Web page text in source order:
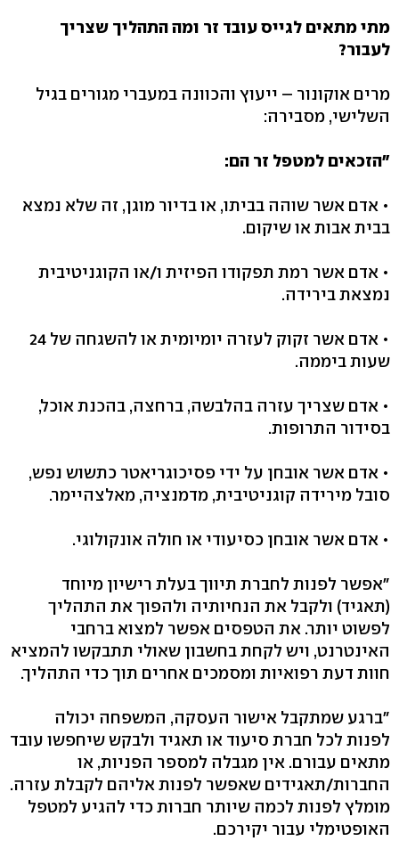
מתי מתאים לגייס עובד זר ומה התהליך שצריך
לעבור?
מרים אוקונור – ייעוץ והכוונה במעברי מגורים בגיל
השלישי, מסבירה:
"הזכאים למטפל זר הם:
• אדם אשר שוהה בביתו, או בדיור מוגן, זה שלא נמצא
בבית אבות או שיקום.
• אדם אשר רמת תפקודו הפיזית ו/או הקוגניטיבית
נמצאת בירידה.
• אדם אשר זקוק לעזרה יומיומית או להשגחה של 24
שעות ביממה.
• אדם שצריך עזרה בהלבשה, ברחצה, בהכנת אוכל,
בסידור התרופות.
• אדם אשר אובחן על ידי פסיכוגריאטר כתשוש נפש,
סובל מירידה קוגניטיבית, מדמנציה, מאלצהיימר.
• אדם אשר אובחן כסיעודי או חולה אונקולוגי.
"אפשר לפנות לחברת תיווך בעלת רישיון מיוחד
(תאגיד) ולקבל את הנחיותיה ולהפוך את התהליך
לפשוט יותר. את הטפסים אפשר למצוא ברחבי
האינטרנט, ויש לקחת בחשבון שאולי תתבקשו להמציא
חוות דעת רפואיות ומסמכים אחרים תוך כדי התהליך.
"ברגע שמתקבל אישור העסקה, המשפחה יכולה
לפנות לכל חברת סיעוד או תאגיד ולבקש שיחפשו עובד
מתאים עבורם. אין מגבלה למספר הפניות, או
החברות/תאגידים שאפשר לפנות אליהם לקבלת עזרה.
מומלץ לפנות לכמה שיותר חברות כדי להגיע למטפל
האופטימלי עבור יקירכם.